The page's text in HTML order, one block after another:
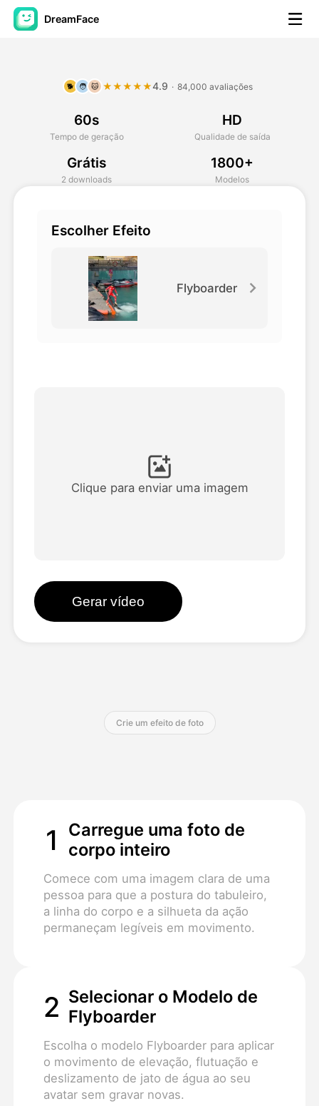
DreamFace
Vídeo Avatar
AI Video
Ver todos os modelos
Blog
🐕 🧑 🐱 ★★★★★4.9 · 84,000 avaliações
60s
Tempo de geração
HD
Qualidade de saída
Grátis
2 downloads
1800+
Modelos
Escolher Efeito
Flyboarder
Clique para enviar uma imagem
Gerar vídeo
Crie um efeito de foto
1
Carregue uma foto de
corpo inteiro
Comece com uma imagem clara de uma
pessoa para que a postura do tabuleiro,
a linha do corpo e a silhueta da ação
permaneçam legíveis em movimento.
2 Selecionar o Modelo de
Flyboarder
Escolha o modelo Flyboarder para aplicar
o movimento de elevação, flutuação e
deslizamento de jato de água ao seu
avatar sem gravar novas.